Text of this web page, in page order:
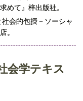
めて』梓出版社。
会的包摂－ソーシャ
。
会学テキス